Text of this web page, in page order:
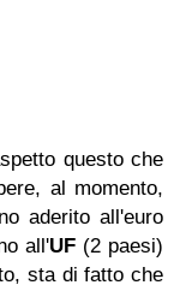
questo che
al momento,
aderito all'euro
all'UF (2 paesi)
sta di fatto che